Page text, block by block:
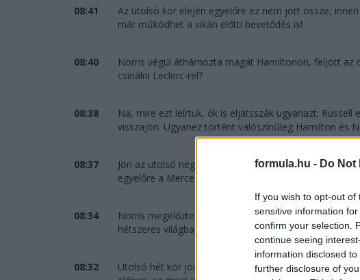
formula.hu - Do
If you wish to opt-out
sensitive information
confirm your selection.
continue seeing
information disclosed
further disclosure of
08:41
Az utolsó kör elején egyelőre ez nem jött össze,
már működhet a sikán előtti bevetődés is!
08:40
Norris végül áthámozta magát Hamiltonon, feljött az
csinálni Leclerc-rel?
08:38
Na, mire ezt leírtuk, ők is eljátsszák ugyanazt: Russell
visszajön. Ugyanez történt valószínűleg Hamilton és
08:37
Jön az utolsó négy kör, a dobogó alsó fokáért lehet
egyelőre a Mercedes nem boldogul a Ferrarival...
08:34
Norris megelőzte a sikánnál Hamiltont, de ahogy azt
hétszeres világbajnok a célegyenesben visszavette
08:32
Utolsó hét kör jön, Antonelli 13 másodperccel vezet